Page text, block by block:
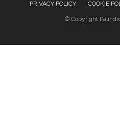
PRIVACY POLICY COOKIE
© Copyright